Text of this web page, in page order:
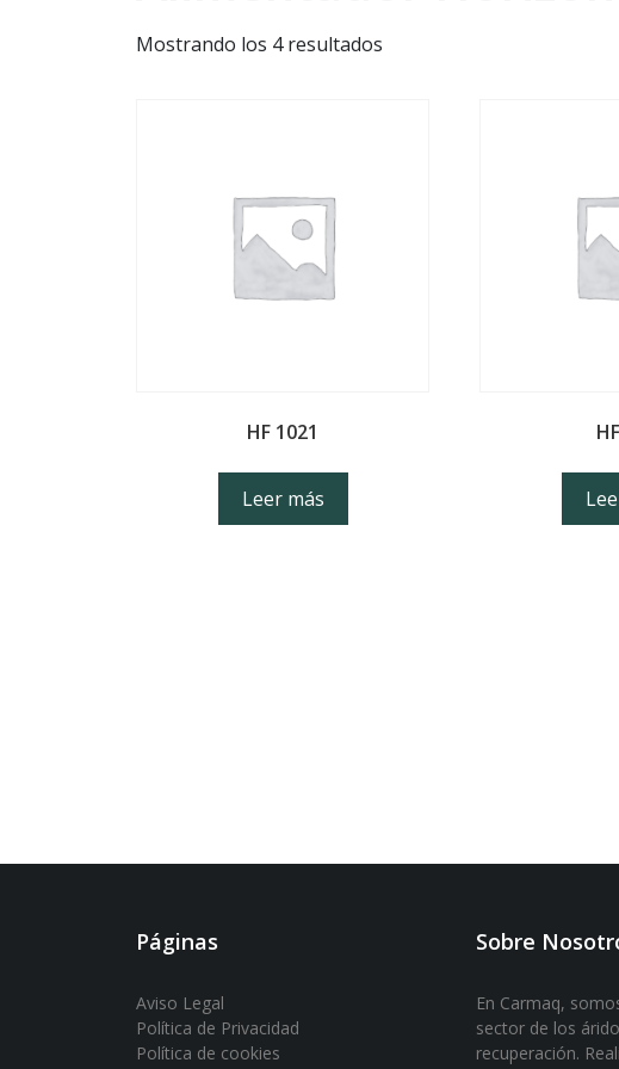
Mostrando los 4 resultados
HF 1021
Leer más
Páginas
Aviso Legal
Política de Privacidad
Política de cookies
Sobre
En Carmaq,
sector de los
recuperación.